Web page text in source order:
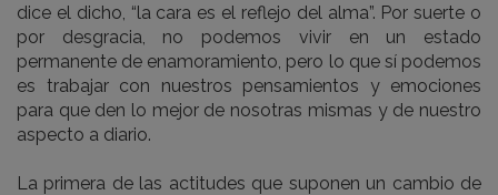
dice el dicho, “la cara es el reflejo del alma”. Por suerte o
por desgracia, no podemos vivir en un estado
permanente de enamoramiento, pero lo que sí podemos
es trabajar con nuestros pensamientos y emociones
para que den lo mejor de nosotras mismas y de nuestro
aspecto a diario.
La primera de las actitudes que suponen un cambio de